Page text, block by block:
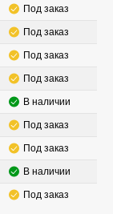
Под заказ
Под заказ
Под заказ
Под заказ
В наличии
Под заказ
Под заказ
В наличии
Под заказ